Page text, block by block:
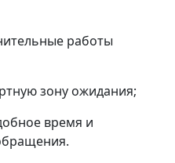
работы
зону ожидания;
время и